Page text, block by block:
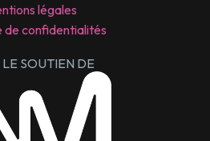
légales
de confidentialités
SOUTIEN DE